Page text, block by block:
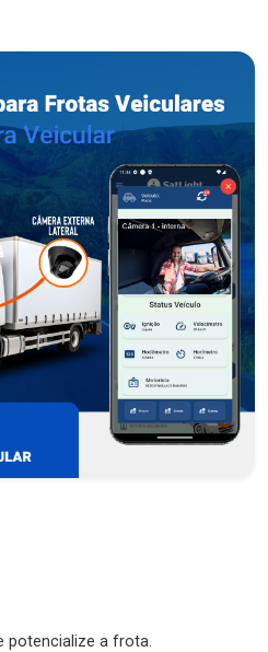
potencialize a frota.